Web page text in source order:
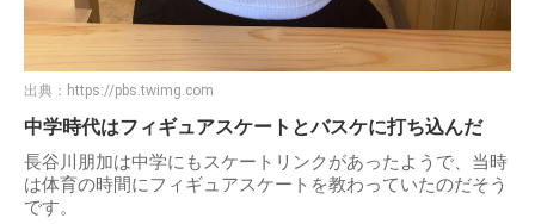
出典： https://pbs.twimg.com
中学時代はフィギュアスケートとバスケに打ち込んだ
長谷川朋加は中学にもスケートリンクがあったようで、当時
は体育の時間にフィギュアスケートを教わっていたのだそう
です。